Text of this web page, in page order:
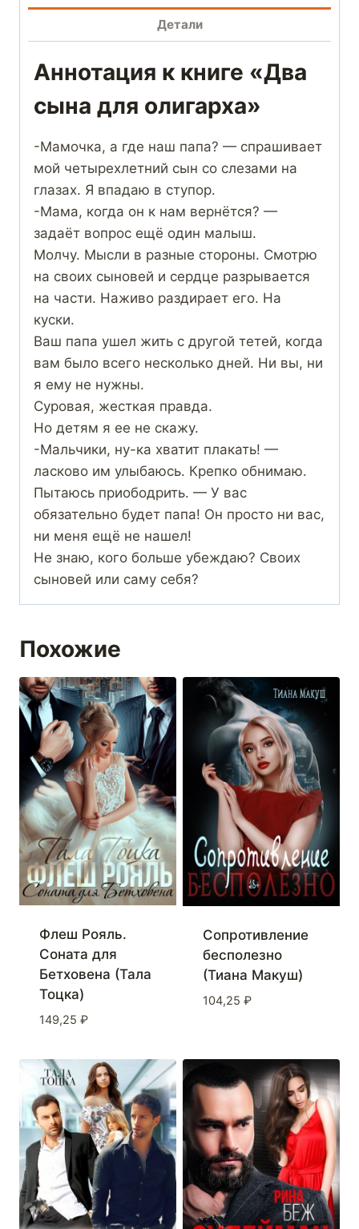
Детали
Аннотация к книге «Два
сына для олигарха»
-Мамочка, а где наш папа? — спрашивает
мой четырехлетний сын со слезами на
глазах. Я впадаю в ступор.
-Мама, когда он к нам вернётся? —
задаёт вопрос ещё один малыш.
Молчу. Мысли в разные стороны. Смотрю
на своих сыновей и сердце разрывается
на части. Наживо раздирает его. На
куски.
Ваш папа ушел жить с другой тетей, когда
вам было всего несколько дней. Ни вы, ни
я ему не нужны.
Суровая, жесткая правда.
Но детям я ее не скажу.
-Мальчики, ну-ка хватит плакать! —
ласково им улыбаюсь. Крепко обнимаю.
Пытаюсь приободрить. — У вас
обязательно будет папа! Он просто ни вас,
ни меня ещё не нашел!
Не знаю, кого больше убеждаю? Своих
сыновей или саму себя?
Похожие
Флеш Рояль.
Соната для
Бетховена (Тала
Тоцка)
149,25 ₽
Сопротивление
бесполезно
(Тиана Макуш)
104,25 ₽